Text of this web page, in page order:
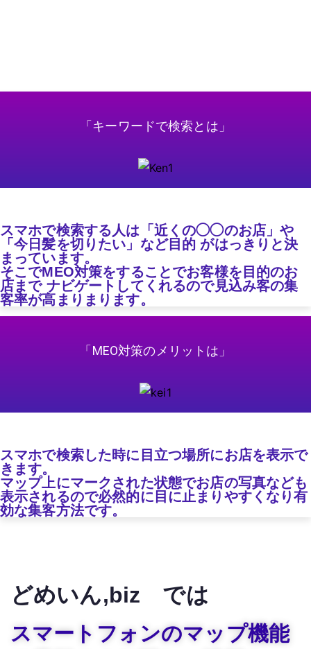
「キーワードで検索とは」
スマホで検索する人は「近くの◯◯のお店」や
「今日髪を切りたい」など目的 がはっきりと決
まっています。
そこでMEO対策をすることでお客様を目的のお
店まで ナビゲートしてくれるので見込み客の集
客率が高まりまります。
「MEO対策のメリットは」
スマホで検索した時に目立つ場所にお店を表示で
きます。
マップ上にマークされた状態でお店の写真なども
表示されるので必然的に目に止まりやすくなり有
効な集客方法です。
どめいん,biz では
スマートフォンのマップ機能